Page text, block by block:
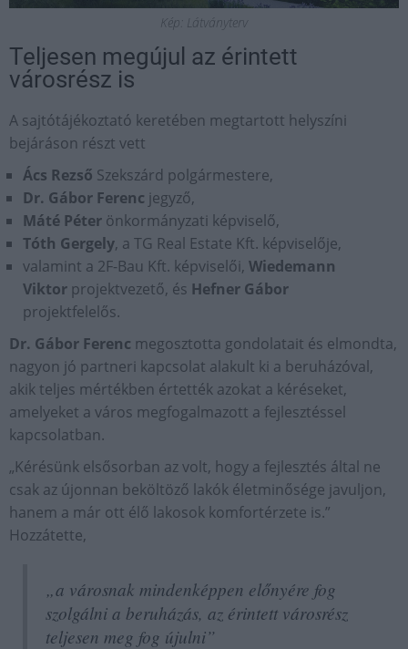
Kép: Látványterv
Teljesen megújul az érintett
városrész is
A sajtótájékoztató keretében megtartott helyszíni
bejáráson részt vett
Ács Rezső Szekszárd polgármestere,
Dr. Gábor Ferenc jegyző,
Máté Péter önkormányzati képviselő,
Tóth Gergely, a TG Real Estate Kft. képviselője,
valamint a 2F-Bau Kft. képviselői, Wiedemann
Viktor projektvezető, és Hefner Gábor
projektfelelős.
Dr. Gábor Ferenc megosztotta gondolatait és elmondta,
nagyon jó partneri kapcsolat alakult ki a beruházóval,
akik teljes mértékben értették azokat a kéréseket,
amelyeket a város megfogalmazott a fejlesztéssel
kapcsolatban.
„Kérésünk elsősorban az volt, hogy a fejlesztés által ne
csak az újonnan beköltöző lakók életminősége javuljon,
hanem a már ott élő lakosok komfortérzete is.”
Hozzátette,
„a városnak mindenképpen előnyére fog
szolgálni a beruházás, az érintett városrész
teljesen meg fog újulni”